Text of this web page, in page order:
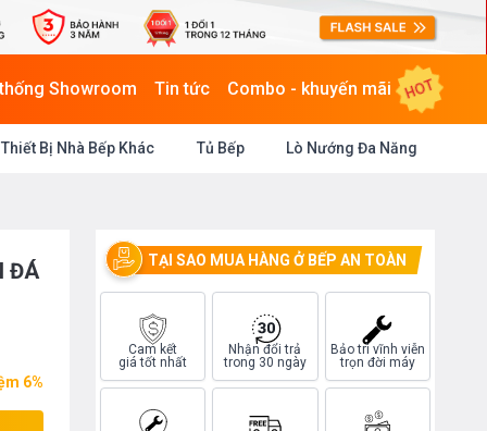
Showroom Tin tức Combo - khuyến mãi HOT
Thiết Bị Nhà Bếp Khác Tủ Bếp Lò Nướng Đa Năng
ĐÁ
6%
TẠI SAO MUA HÀNG Ở BẾP AN TOÀN
Cam kết
giá tốt nhất
Nhận đổi trả
trong 30 ngày
Bảo trì vĩnh viễn
trọn đời máy